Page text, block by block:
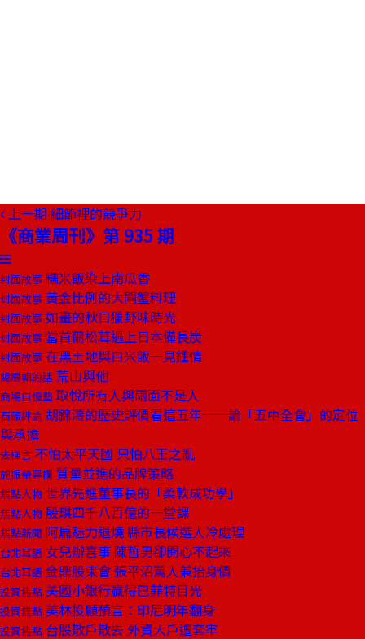
上一期 細節裡的競爭力
《商業周刊》第 935 期
封面故事 糯米飯染上南瓜香
封面故事 黃金比例的大閘蟹料理
封面故事 如畫的秋日獵野味時光
封面故事 當首爾松茸遇上日本備長炭
封面故事 在黑土地與白米飯一見鍾情
總編輯的話 荒山與他
商場自慢塾 取悅所有人與兩面不是人
石頭評論 胡錦濤的歷史評價看這五年──論「五中全會」的定位
與承擔
去梯言 不怕太平天國 只怕八王之亂
施振榮專欄 質量並進的品牌策略
焦點人物 世界先進董事長的「柔軟成功學」
焦點人物 殷琪四千八百億的一堂課
焦點新聞 阿扁魅力退燒 縣市長候選人冷處理
台北耳語 女兒辦喜事 陳哲男卻開心不起來
台北耳語 金鼎股東會 張平沼罵人兼抬身價
投資焦點 美國小銀行贏得巴菲特目光
投資焦點 美林投顧預言：印尼明年翻身
投資焦點 台股散戶散去 外資大戶遭套牢